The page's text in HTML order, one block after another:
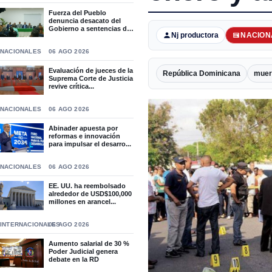
Fuerza del Pueblo
denuncia desacato del
Gobierno a sentencias del
NACIONALES 06 AGO 2026
Evaluación de jueces de la
Suprema Corte de Justicia
revive crítica...
NACIONALES 06 AGO 2026
Abinader apuesta por
reformas e innovación
para impulsar el desarro...
NACIONALES 06 AGO 2026
EE. UU. ha reembolsado
alrededor de USD$100,000
millones en arancel...
INTERNACIONALES06 AGO 2026
Aumento salarial de 30 %
Poder Judicial genera
debate en la RD
Nj productora
República Dominicana